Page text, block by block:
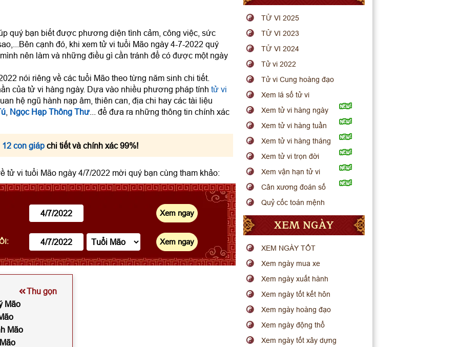
quý bạn biết được phương diện tình cảm, công việc, sức
cạnh đó, khi xem tử vi tuổi Mão ngày 4-7-2022 quý
nên làm và những điều gì cần tránh để có được một ngày
nói riêng về các tuổi Mão theo từng năm sinh chi tiết.
của tử vi hàng ngày. Dựa vào nhiều phương pháp tính tử vi
hệ ngũ hành nạp âm, thiên can, địa chi hay các tài liệu
, Ngọc Hạp Thông Thư... để đưa ra những thông tin chính xác
con giápchi tiết và chính xác 99%!
tử vi tuổi Mão ngày 4/7/2022 mời quý bạn cùng tham khảo:
Thu gọn
Mão
Mão
TỬ VI 2025
TỬ VI 2023
TỬ VI 2024
Tử vi 2022
Tử vi Cung hoàng đạo
Xem lá số tử vi
Xem tử vi hàng ngày
Xem tử vi hàng tuần
Xem tử vi hàng tháng
Xem tử vi trọn đời
Xem vận hạn tử vi
Cân xương đoán số
Quỷ cốc toán mệnh
XEM NGÀY
XEM NGÀY TỐT
Xem ngày mua xe
Xem ngày xuất hành
Xem ngày tốt kết hôn
Xem ngày hoàng đạo
Xem ngày động thổ
Xem ngày tốt xây dựng